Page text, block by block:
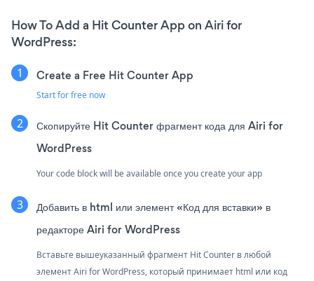
How To Add a Hit Counter App on Airi for
WordPress:
Create a Free Hit Counter App
Start for free now
Скопируйте Hit Counter фрагмент кода для Airi for
WordPress
Your code block will be available once you create your app
Добавить в html или элемент «Код для вставки» в
редакторе Airi for WordPress
Вставьте вышеуказанный фрагмент Hit Counter в любой
элемент Airi for WordPress, который принимает html или код